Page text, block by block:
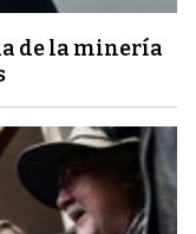
de la minería